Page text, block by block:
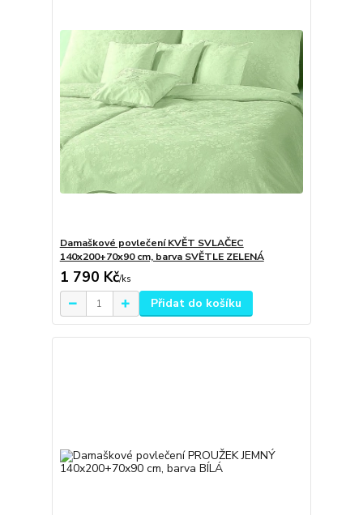
Damaškové povlečení KVĚT SVLAČEC
140x200+70x90 cm, barva SVĚTLE ZELENÁ
1 790 Kč/ks
Přidat do košíku